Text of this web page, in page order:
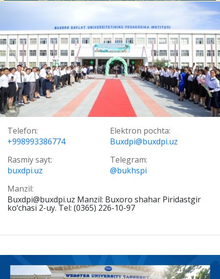
Telefon:
+998993386774
Elektron pochta:
Buxdpi@buxdpi.uz
Rasmiy sayt:
buxdpi.uz
Telegram:
@bukhspi
Manzil:
Buxdpi@buxdpi.uz Manzil: Buxoro shahar Piridastgir
ko‘chasi 2-uy. Tel: (0365) 226-10-97